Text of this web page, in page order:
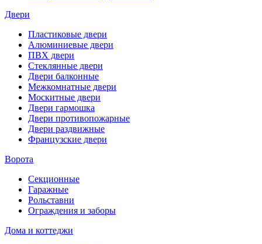
Двери
Пластиковые двери
Алюминиевые двери
ПВХ двери
Стеклянные двери
Двери балконные
Межкомнатные двери
Москитные двери
Двери гармошка
Двери противопожарные
Двери раздвижные
Французские двери
Ворота
Секционные
Гаражные
Рольставни
Ограждения и заборы
Дома и коттеджи